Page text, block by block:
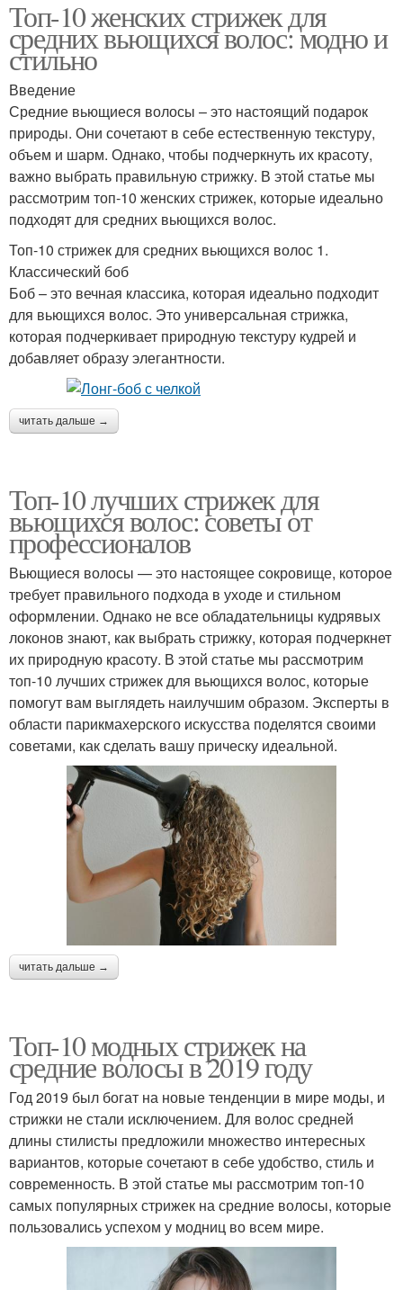
Топ-10 женских стрижек для
средних вьющихся волос: модно и
стильно
Введение
Средние вьющиеся волосы – это настоящий подарок
природы. Они сочетают в себе естественную текстуру,
объем и шарм. Однако, чтобы подчеркнуть их красоту,
важно выбрать правильную стрижку. В этой статье мы
рассмотрим топ-10 женских стрижек, которые идеально
подходят для средних вьющихся волос.
Топ-10 стрижек для средних вьющихся волос 1.
Классический боб
Боб – это вечная классика, которая идеально подходит
для вьющихся волос. Это универсальная стрижка,
которая подчеркивает природную текстуру кудрей и
добавляет образу элегантности.
читать дальше →
Топ-10 лучших стрижек для
вьющихся волос: советы от
профессионалов
Вьющиеся волосы — это настоящее сокровище, которое
требует правильного подхода в уходе и стильном
оформлении. Однако не все обладательницы кудрявых
локонов знают, как выбрать стрижку, которая подчеркнет
их природную красоту. В этой статье мы рассмотрим
топ-10 лучших стрижек для вьющихся волос, которые
помогут вам выглядеть наилучшим образом. Эксперты в
области парикмахерского искусства поделятся своими
советами, как сделать вашу прическу идеальной.
читать дальше →
Топ-10 модных стрижек на
средние волосы в 2019 году
Год 2019 был богат на новые тенденции в мире моды, и
стрижки не стали исключением. Для волос средней
длины стилисты предложили множество интересных
вариантов, которые сочетают в себе удобство, стиль и
современность. В этой статье мы рассмотрим топ-10
самых популярных стрижек на средние волосы, которые
пользовались успехом у модниц во всем мире.